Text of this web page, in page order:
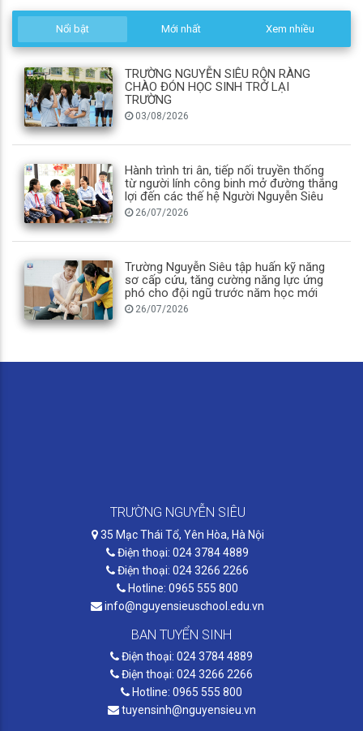
Nổi bật Mới nhất Xem nhiều
TRƯỜNG NGUYỄN SIÊU RỘN RÀNG
CHÀO ĐÓN HỌC SINH TRỞ LẠI
TRƯỜNG
03/08/2026
Hành trình tri ân, tiếp nối truyền thống
từ người lính công binh mở đường thắng
lợi đến các thế hệ Người Nguyễn Siêu
26/07/2026
Trường Nguyễn Siêu tập huấn kỹ năng
sơ cấp cứu, tăng cường năng lực ứng
phó cho đội ngũ trước năm học mới
26/07/2026
TRƯỜNG NGUYỄN SIÊU
35 Mạc Thái Tổ, Yên Hòa, Hà Nội
Điện thoại: 024 3784 4889
Điện thoại: 024 3266 2266
Hotline: 0965 555 800
info@nguyensieuschool.edu.vn
BAN TUYỂN SINH
Điện thoại: 024 3784 4889
Điện thoại: 024 3266 2266
Hotline: 0965 555 800
tuyensinh@nguyensieu.vn